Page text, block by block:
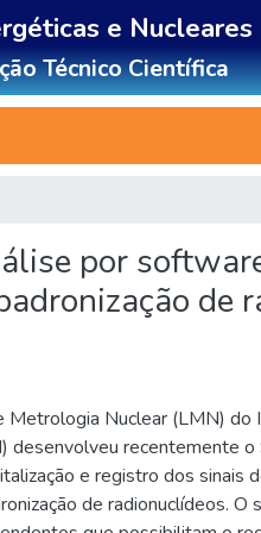
e Nucleares
Técnico Científica
por
de
Metrologia Nuclear (LMN)
desenvolveu recentemente
e registro dos
de radionuclídeos.